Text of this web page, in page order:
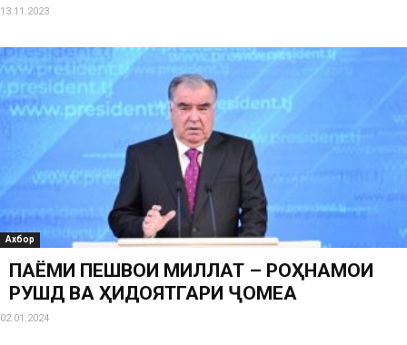
13.11.2023
Ахбор
ПАЁМИ ПЕШВОИ МИЛЛАТ – РОҲНАМОИ
РУШД ВА ҲИДОЯТГАРИ ҶОМЕА
02.01.2024